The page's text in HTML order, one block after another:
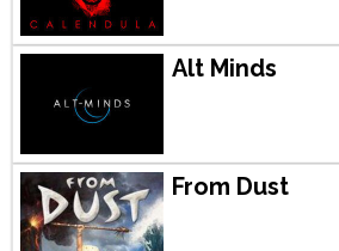
Alt Minds
From Dust